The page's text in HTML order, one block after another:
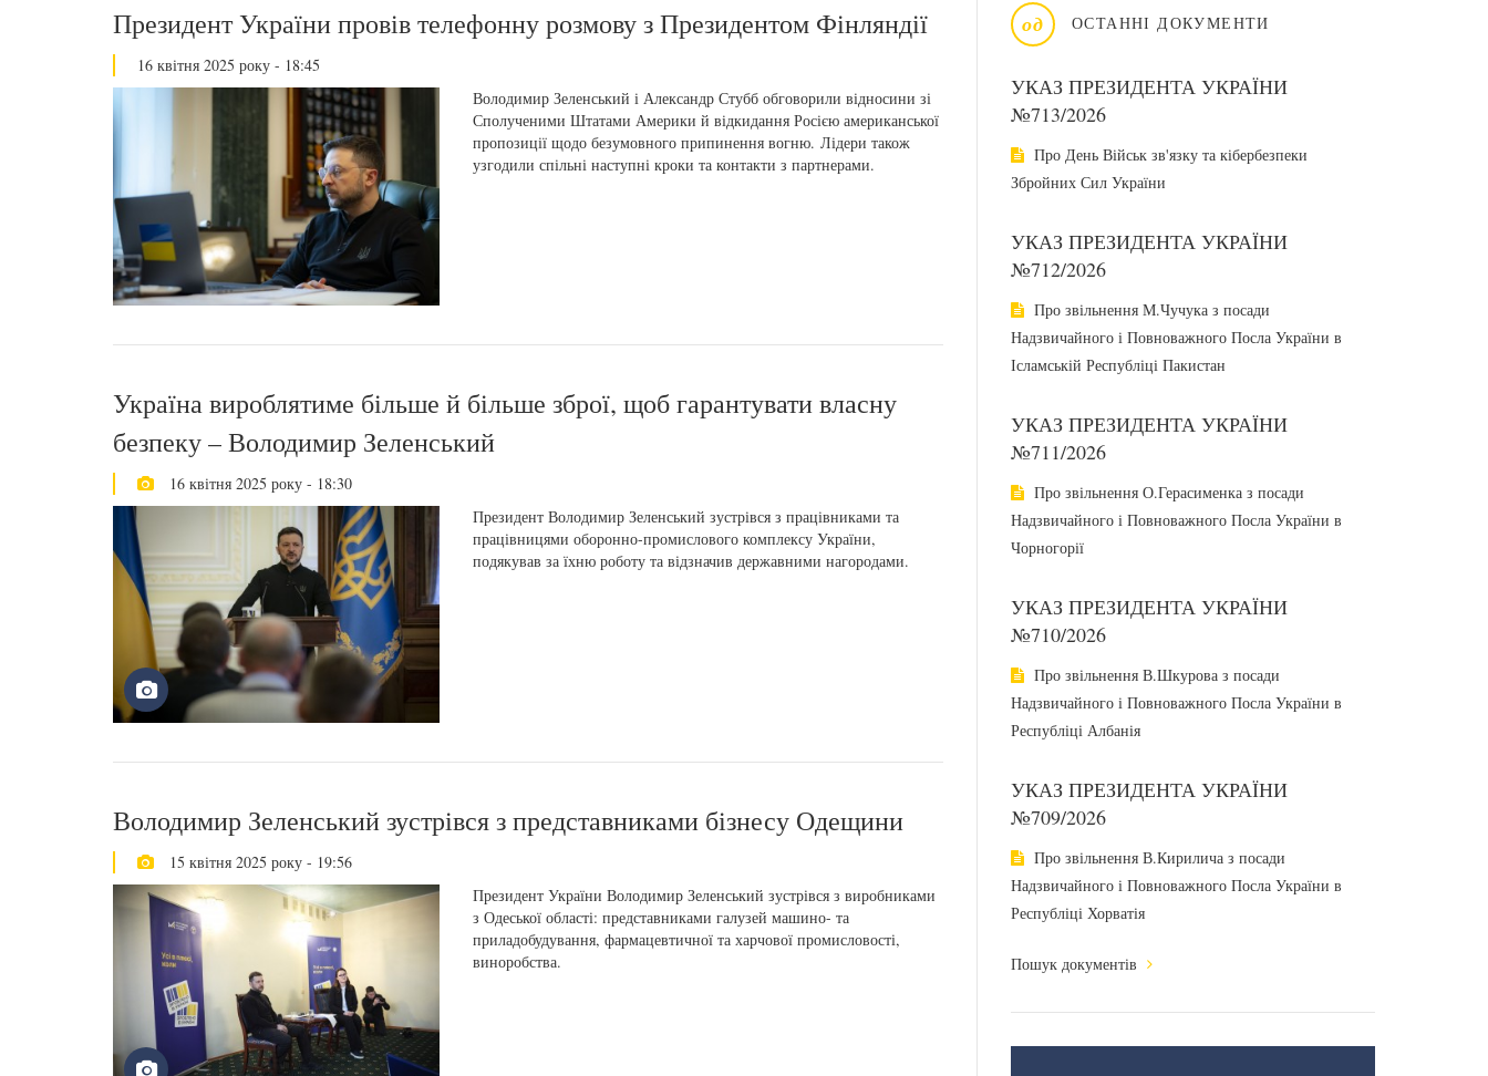
од ОСТАННІ ДОКУМЕНТИ
УКАЗ ПРЕЗИДЕНТА УКРАЇНИ
№713/2026
Про День Військ зв'язку та кібербезпеки
Збройних Сил України
УКАЗ ПРЕЗИДЕНТА УКРАЇНИ
№712/2026
Про звільнення М.Чучука з посади
Надзвичайного і Повноважного Посла України в
Ісламській Республіці Пакистан
УКАЗ ПРЕЗИДЕНТА УКРАЇНИ
№711/2026
Про звільнення О.Герасименка з посади
Надзвичайного і Повноважного Посла України в
Чорногорії
УКАЗ ПРЕЗИДЕНТА УКРАЇНИ
№710/2026
Про звільнення В.Шкурова з посади
Надзвичайного і Повноважного Посла України в
Республіці Албанія
УКАЗ ПРЕЗИДЕНТА УКРАЇНИ
№709/2026
Про звільнення В.Кирилича з посади
Надзвичайного і Повноважного Посла України в
Республіці Хорватія
Пошук документів
Президент України провів телефонну розмову з Президентом Фінляндії
16 квітня 2025 року - 18:45
Володимир Зеленський і Александр Стубб обговорили відносини зі
Сполученими Штатами Америки й відкидання Росією американської
пропозиції щодо безумовного припинення вогню. Лідери також
узгодили спільні наступні кроки та контакти з партнерами.
Україна вироблятиме більше й більше зброї, щоб гарантувати власну
безпеку – Володимир Зеленський
16 квітня 2025 року - 18:30
Президент Володимир Зеленський зустрівся з працівниками та
працівницями оборонно-промислового комплексу України,
подякував за їхню роботу та відзначив державними нагородами.
Володимир Зеленський зустрівся з представниками бізнесу Одещини
15 квітня 2025 року - 19:56
Президент України Володимир Зеленський зустрівся з виробниками
з Одеської області: представниками галузей машино- та
приладобудування, фармацевтичної та харчової промисловості,
виноробства.